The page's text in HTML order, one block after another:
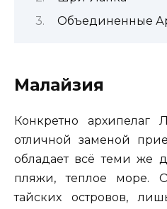
Объединенные
Малайзия
Конкретно архипелаг
отличной заменой
обладает всё теми же
пляжи, теплое море.
тайских островов,